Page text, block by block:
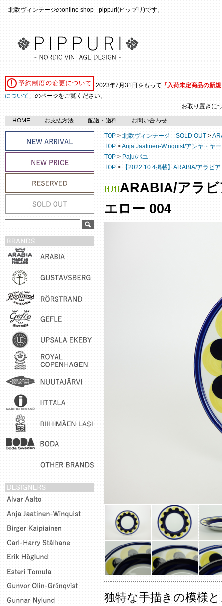
- 北欧ヴィンテージのonline shop - pippuri(ピップリ)です。
2023年7月31日をもって 「入荷未定商品の新
について」 のページをご覧ください。
お取り置きに
HOME お支払方法 配送・送料 お問い合わせ
TOP > 北欧ヴィンテージ SOLD OUT >
TOP >Anja Jaatinen-Winquist/アンヤ・ヤ
TOP > Paju/パユ
TOP > 【2022.10.4掲載】ARABIA/アラビ
ARABIA/アラ
エロー 004
独特な手描きの模様